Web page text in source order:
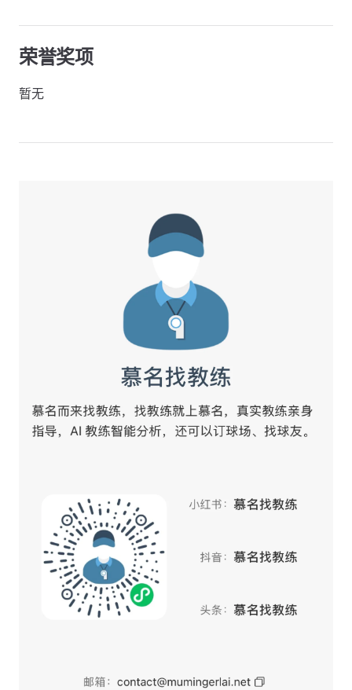
荣誉奖项
暂无